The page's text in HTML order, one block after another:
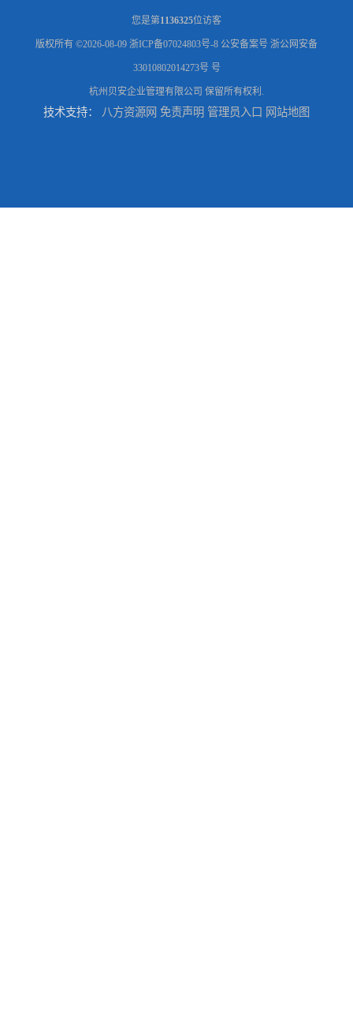
您是第1136325位访客
版权所有 ©2026-08-09 浙ICP备07024803号-8 公安备案号 浙公网安备
33010802014273号 号
杭州贝安企业管理有限公司 保留所有权利.
技术支持： 八方资源网 免责声明 管理员入口 网站地图